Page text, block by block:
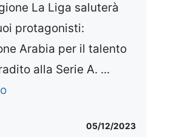
La Liga saluterà
protagonisti:
Arabia per il talento
alla Serie A. ...
05/12/2023